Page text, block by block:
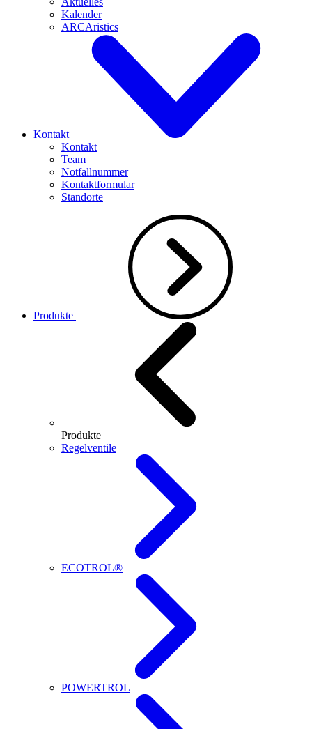
Kalender
ARCAristics
Kontakt
Kontakt
Team
Notfallnummer
Kontaktformular
Standorte
Produkte
Produkte
Regelventile
ECOTROL®
POWERTROL